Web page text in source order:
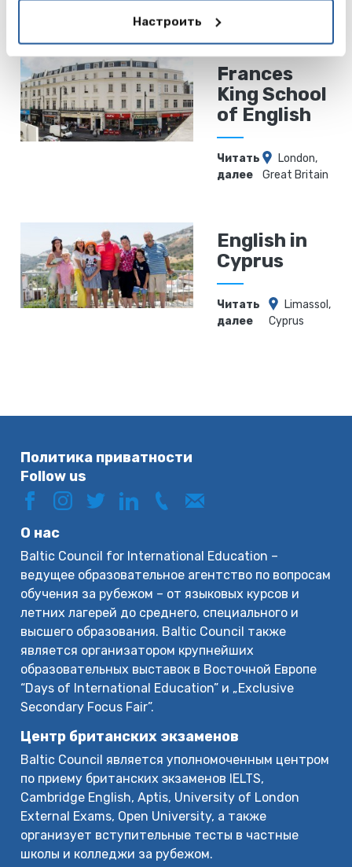
Настроить
Frances
King School
of English
Читать
далее
London,
Great Britain
English in
Cyprus
Читать
далее
Limassol,
Cyprus
Политика приватности
Follow us
О нас
Baltic Council for International Education –
ведущее образовательное агентство по вопросам
обучения за рубежом – от языковых курсов и
летних лагерей до среднего, специального и
высшего образования. Baltic Council также
является организатором крупнейших
образовательных выставок в Восточной Европе
“Days of International Education” и „Exclusive
Secondary Focus Fair”.
Центр британских экзаменов
Baltic Council является уполномоченным центром
по приему британских экзаменов IELTS,
Cambridge English, Aptis, University of London
External Exams, Open University, а также
организует вступительные тесты в частные
школы и колледжи за рубежом.